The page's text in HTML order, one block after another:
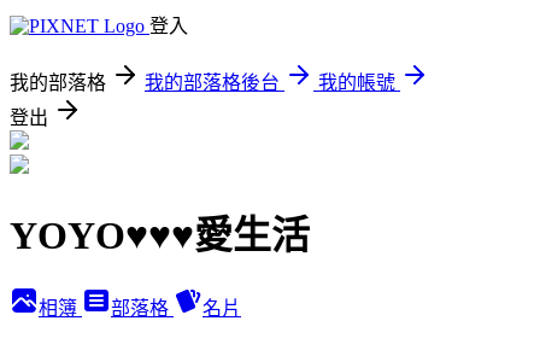
登入
我的部落格 我的部落格後台
我的帳號
登出
YOYO♥♥♥愛生活
相簿 部落格 名片